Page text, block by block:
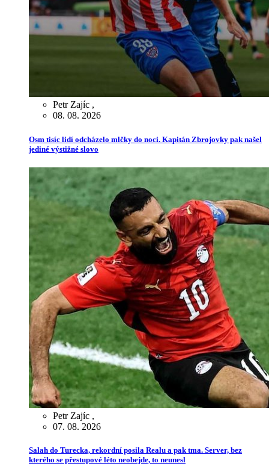
Petr Zajíc ,
08. 08. 2026
Osm tisíc lidí odcházelo mlčky do noci. Kapitán Zbrojovky pak našel
jediné výstižné slovo
Petr Zajíc ,
07. 08. 2026
Salah do Turecka, rekordní posila Realu a pak tma. Server, bez
kterého se přestupové léto neobejde, to neunesl